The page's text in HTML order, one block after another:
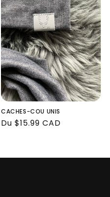
CACHES-COU UNIS
Prix
Du $15.99 CAD